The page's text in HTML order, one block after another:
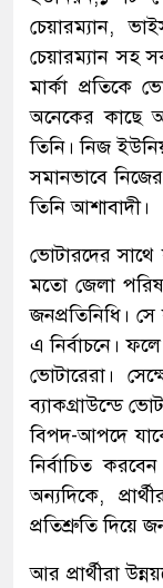
চেয়ারম্যান,
চেয়ারম্যান সহ
মার্কা প্রতিকে
অনেকের কাছে
তিনি। নিজ
সমানভাবে
তিনি আশাবাদী।
ভোটারদের সাথে
মতো জেলা
জনপ্রতিনিধি।
এ নির্বাচনে। ফলে
ভোটারেরা।
ব্যাকগ্রাউন্ডে
বিপদ-আপদে
নির্বাচিত
অন্যদিকে,
প্রতিশ্রুতি দিয়ে
আর প্রার্থীরা